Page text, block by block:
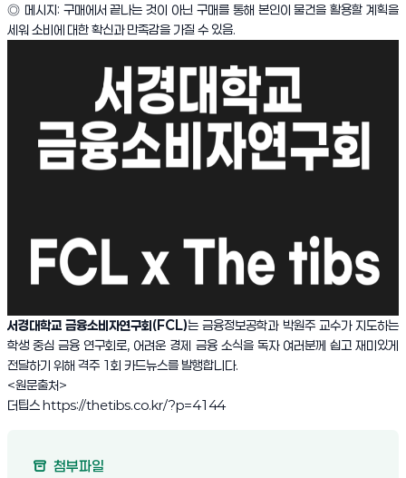
◎ 메시지: 구매에서 끝나는 것이 아닌 구매를 통해 본인이 물건을 활용할 계획을
세워 소비에 대한 확신과 만족감을 가질 수 있음.
서경대학교 금융소비자연구회(FCL)는 금융정보공학과 박원주 교수가 지도하는
학생 중심 금융 연구회로, 어려운 경제 금융 소식을 독자 여러분께 쉽고 재미있게
전달하기 위해 격주 1회 카드뉴스를 발행합니다.
<원문출처>
더팁스 https://thetibs.co.kr/?p=4144
첨부파일